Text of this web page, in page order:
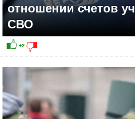
отношении счетов
СВО